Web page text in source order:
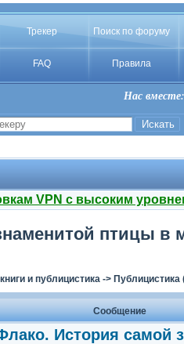
Трекер Поиск по форуму
FAQ Правила
Нас
VPN с высоким
птицы в
и публицистика-> Публицистика
Сообщение
История самой